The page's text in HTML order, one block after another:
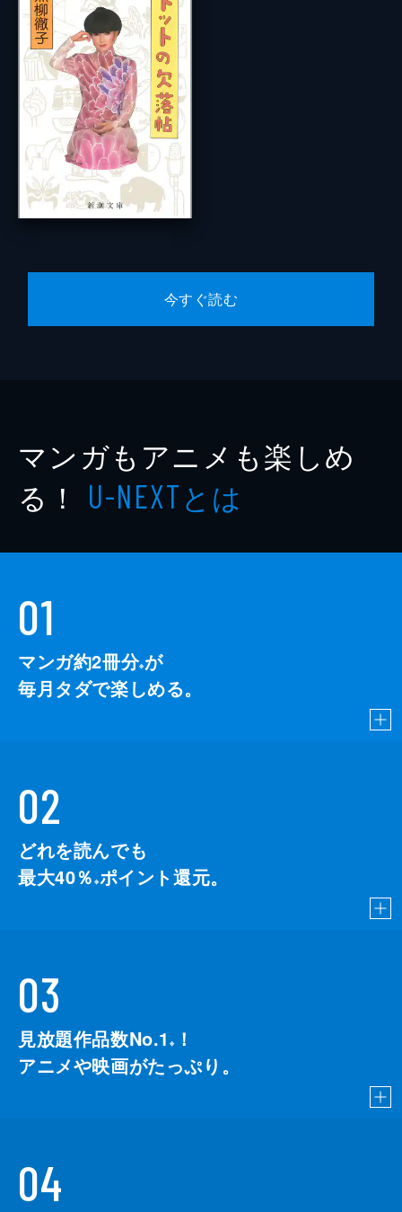
今すぐ読む
マンガもアニメも楽しめ
る！ U-NEXTとは
01
マンガ約2冊分※が
毎月タダで楽しめる。
02
どれを読んでも
最大40％ ※ポイント還元。
03
見放題作品数No.1 ※
！
アニメや映画がたっぷり。
04